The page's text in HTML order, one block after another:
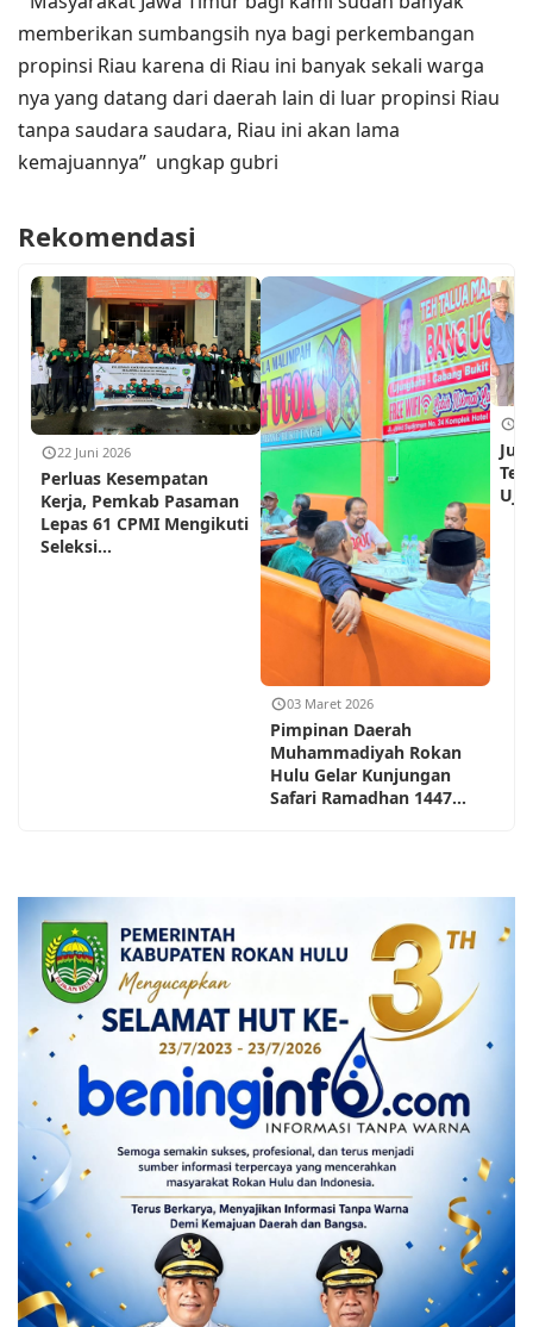
memberikan sumbangsih nya bagi perkembangan
propinsi Riau karena di Riau ini banyak sekali warga
nya yang datang dari daerah lain di luar propinsi Riau
tanpa saudara saudara, Riau ini akan lama
kemajuannya” ungkap gubri
Rekomendasi
22 Juni 2026
Perluas Kesempatan
Kerja, Pemkab Pasaman
Lepas 61 CPMI Mengikuti
Seleksi...
03 Maret 2026
Pimpinan Daerah
Muhammadiyah Rokan
Hulu Gelar Kunjungan
Safari Ramadhan 1447...